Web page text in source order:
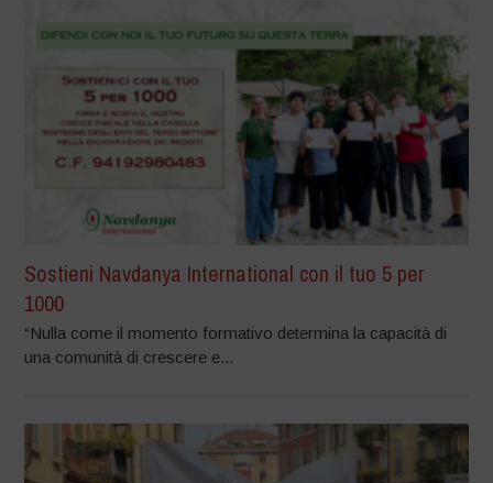
Sostieni Navdanya International con il tuo 5 per
1000
“Nulla come il momento formativo determina la capacità di
una comunità di crescere e...